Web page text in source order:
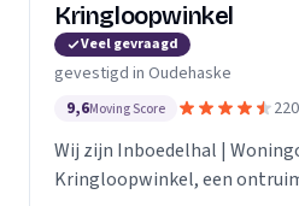
Kringloopwinkel
Veel gevraagd
gevestigd in Oudehaske
9,6Moving Score
Wij zijn Inboedelhal |
Kringloopwinkel, een